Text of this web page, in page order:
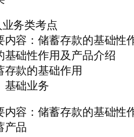
务类考点
内容：储蓄存款的基础性
基础性作用及产品介绍
存款的基础作用
基础业务
内容：储蓄存款的基础性
产品